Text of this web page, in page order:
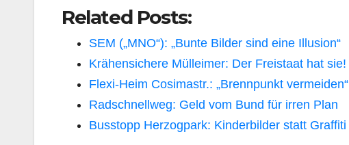
Related Posts:
SEM („MNO“): „Bunte Bilder sind eine Illusion“
Krähensichere Mülleimer: Der Freistaat hat sie!
Flexi-Heim Cosimastr.: „Brennpunkt vermeiden“
Radschnellweg: Geld vom Bund für irren Plan
Busstopp Herzogpark: Kinderbilder statt Graffiti